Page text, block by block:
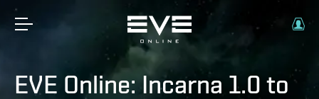
EVE Online: Incarna 1.0 to